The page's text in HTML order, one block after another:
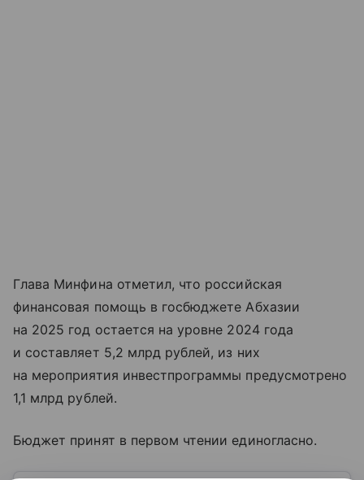
Глава Минфина отметил, что российская
финансовая помощь в госбюджете Абхазии
на 2025 год остается на уровне 2024 года
и составляет 5,2 млрд рублей, из них
на мероприятия инвестпрограммы предусмотрено
1,1 млрд рублей.
Бюджет принят в первом чтении единогласно.